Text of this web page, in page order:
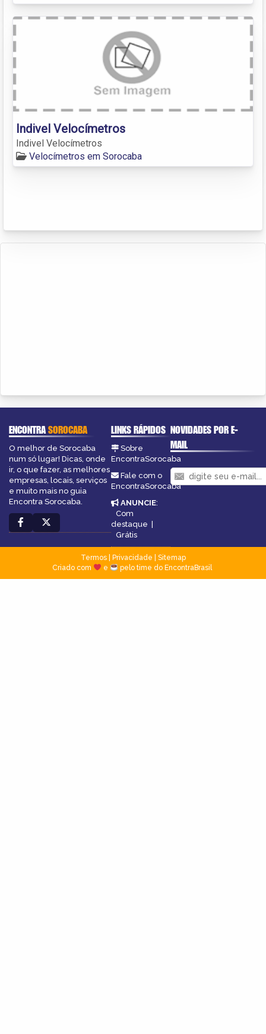
Indivel Velocímetros
Indivel Velocímetros
Velocímetros em Sorocaba
ENCONTRASOROCABA
O melhor de Sorocaba
num só lugar! Dicas, onde
ir, o que fazer, as melhores
empresas, locais, serviços
e muito mais no guia
Encontra Sorocaba.
LINKS RÁPIDOS
Sobre
EncontraSorocaba
Fale com o
EncontraSorocaba
ANUNCIE:
Com
destaque |
Grátis
NOVIDADES POR E-
MAIL
Termos| Privacidade
Sitemap
Criado com
e pelo time do EncontraBrasil